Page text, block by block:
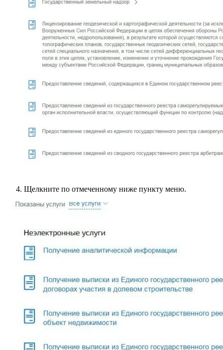
Щелкните по отмеченному ниже пункту меню.